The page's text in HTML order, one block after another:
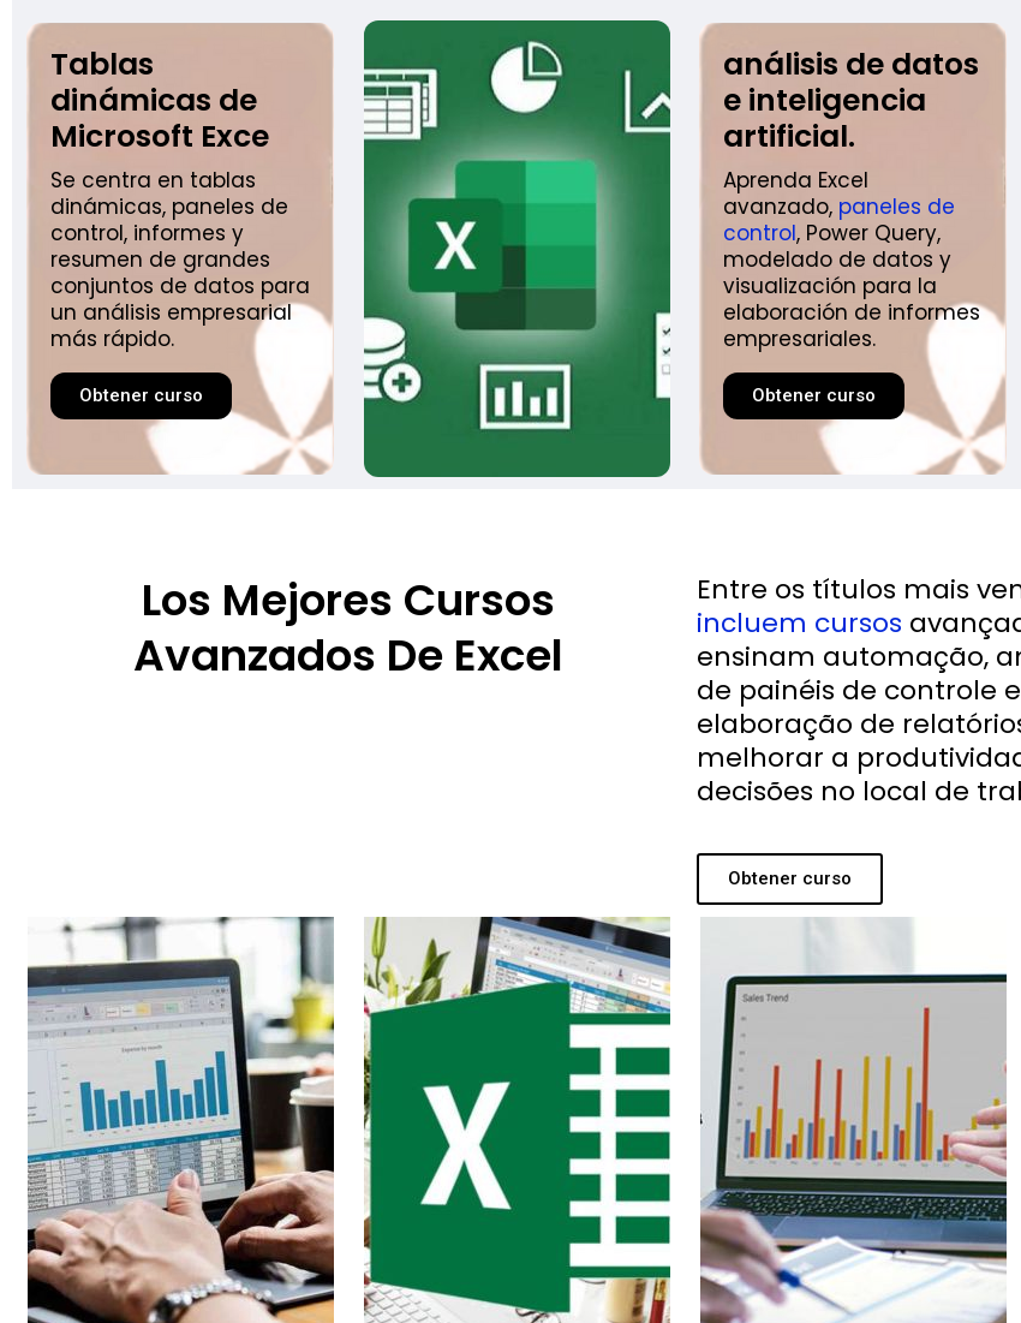
Tablas
dinámicas de
Microsoft Exce
Se centra en tablas
dinámicas, paneles de
control, informes y
resumen de grandes
conjuntos de datos para
un análisis empresarial
más rápido.
Obtener curso
análisis de datos
e inteligencia
artificial.
Aprenda Excel
avanzado, paneles de
control, Power Query,
modelado de datos y
visualización para la
elaboración de informes
empresariales.
Obtener curso
Los Mejores Cursos
Avanzados De Excel
Entre os títulos mais
incluem cursos
ensinam automação,
de painéis de controle
elaboração de
melhorar a
decisões no local de
Obtener curso